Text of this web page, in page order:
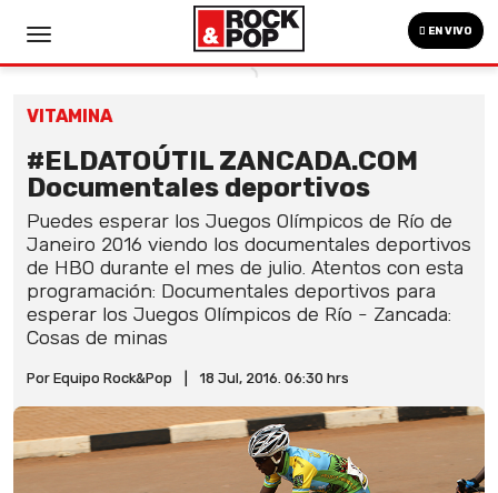
EN VIVO
VITAMINA
#ELDATOÚTIL ZANCADA.COM
Documentales deportivos
Puedes esperar los Juegos Olímpicos de Río de
Janeiro 2016 viendo los documentales deportivos
de HBO durante el mes de julio. Atentos con esta
programación: Documentales deportivos para
esperar los Juegos Olímpicos de Río - Zancada:
Cosas de minas
Por Equipo Rock&Pop 18 Jul, 2016. 06:30 hrs